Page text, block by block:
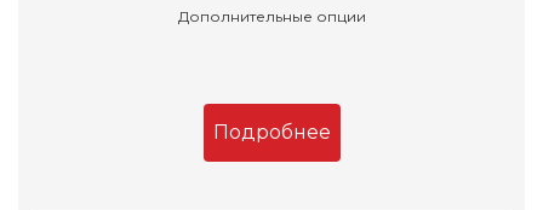
Дополнительные опции
Подробнее